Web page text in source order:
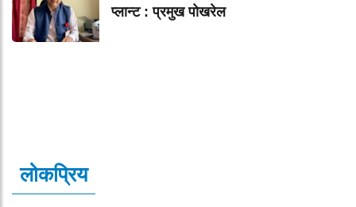
प्लान्ट : प्रमुख पोखरेल
लोकप्रिय